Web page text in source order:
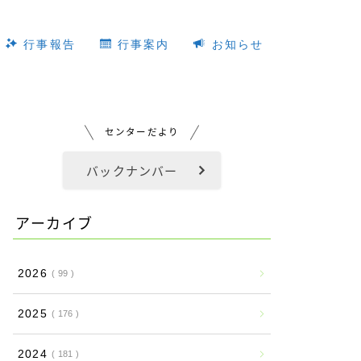
行事報告 行事案内 お知らせ
センターだより
バックナンバー
アーカイブ
2026 99
2025 176
2024 181